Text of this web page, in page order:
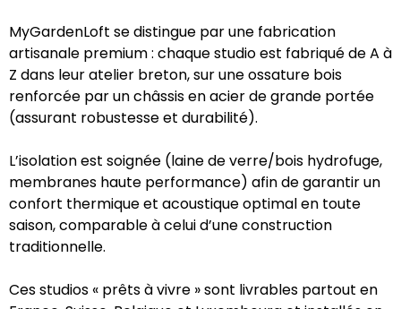
MyGardenLoft se distingue par une fabrication
artisanale premium : chaque studio est fabriqué de A à
Z dans leur atelier breton, sur une ossature bois
renforcée par un châssis en acier de grande portée
(assurant robustesse et durabilité).
L’isolation est soignée (laine de verre/bois hydrofuge,
membranes haute performance) afin de garantir un
confort thermique et acoustique optimal en toute
saison, comparable à celui d’une construction
traditionnelle.
Ces studios « prêts à vivre » sont livrables partout en